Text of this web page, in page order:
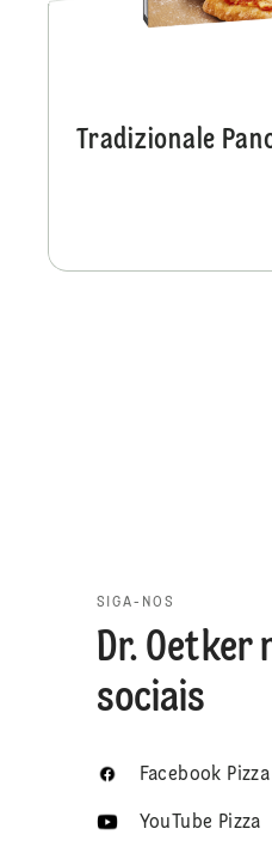
Tradizionale
SIGA-NOS
Dr. Oetker
sociais
Facebook Pizza
YouTube Pizza